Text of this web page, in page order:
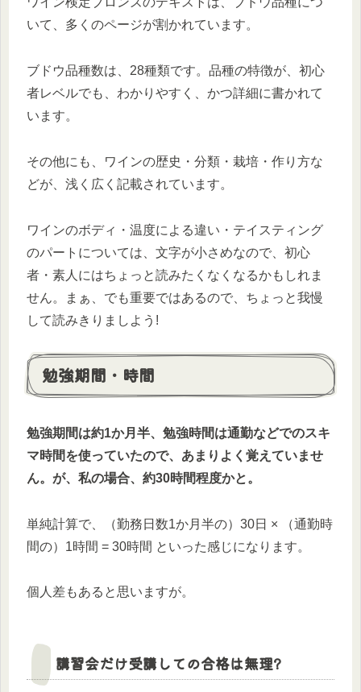
いて、多くのページが割かれています。
ブドウ品種数は、28種類です。品種の特徴が、初心
者レベルでも、わかりやすく、かつ詳細に書かれて
います。
その他にも、ワインの歴史・分類・栽培・作り方な
どが、浅く広く記載されています。
ワインのボディ・温度による違い・テイスティング
のパートについては、文字が小さめなので、初心
者・素人にはちょっと読みたくなくなるかもしれま
せん。まぁ、でも重要ではあるので、ちょっと我慢
して読みきりましよう!
勉強期間・時間
勉強期間は約1か月半、勉強時間は通勤などでのスキ
マ時間を使っていたので、あまりよく覚えていませ
ん。が、私の場合、約30時間程度かと。
単純計算で、（勤務日数1か月半の）30日 × （通勤時
間の）1時間 = 30時間 といった感じになります。
個人差もあると思いますが。
講習会だけ受講しての合格は無理?